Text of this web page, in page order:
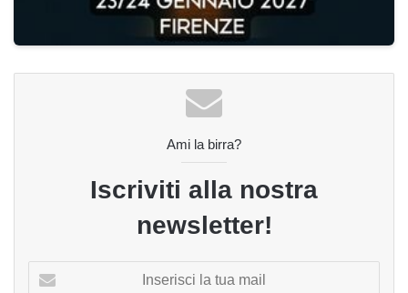
Ami la birra?
Iscriviti alla nostra
newsletter!